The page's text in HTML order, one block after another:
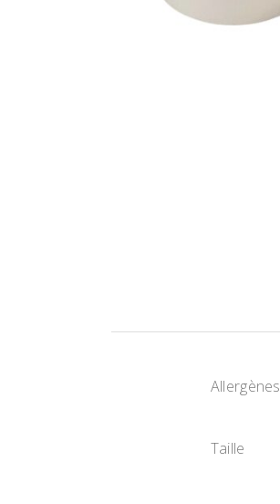
Allergènes
Taille